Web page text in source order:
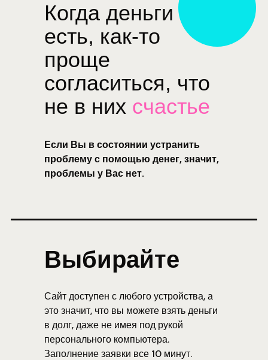
Когда деньги
есть, как-то
проще
согласиться, что
не в них счастье
Если Вы в состоянии устранить
проблему с помощью денег, значит,
проблемы у Вас нет.
Сайт доступен с любого устройства, а
это значит, что вы можете взять деньги
в долг, даже не имея под рукой
персонального компьютера.
Заполнение заявки все 10 минут.
Выбирайте